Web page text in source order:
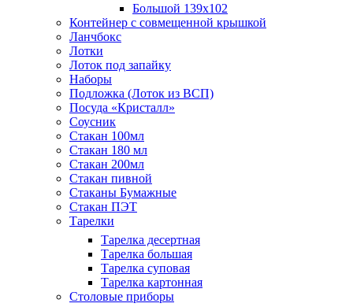
Большой 139х102
Контейнер с совмещенной крышкой
Ланчбокс
Лотки
Лоток под запайку
Наборы
Подложка (Лоток из ВСП)
Посуда «Кристалл»
Соусник
Стакан 100мл
Стакан 180 мл
Стакан 200мл
Стакан пивной
Стаканы Бумажные
Стакан ПЭТ
Тарелки
Тарелка десертная
Тарелка большая
Тарелка суповая
Тарелка картонная
Столовые приборы